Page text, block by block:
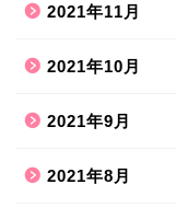
2021年11月
2021年10月
2021年9月
2021年8月